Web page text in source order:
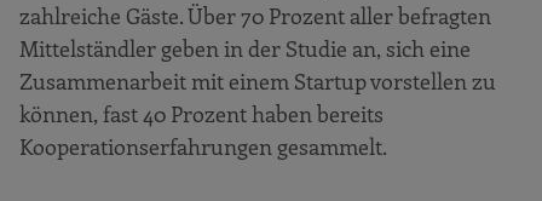
zahlreiche Gäste. Über 70 Prozent aller befragten
Mittelständler geben in der Studie an, sich eine
Zusammenarbeit mit einem Startup vorstellen zu
können, fast 40 Prozent haben bereits
Kooperationserfahrungen gesammelt.